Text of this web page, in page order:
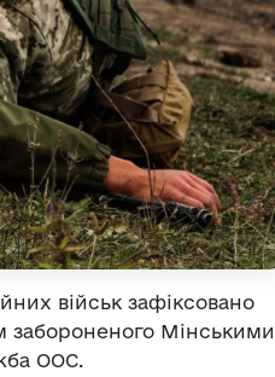
військ зафіксовано
Мінськими
ООС.